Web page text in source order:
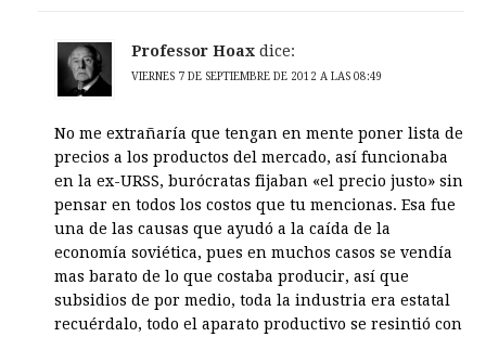
Professor Hoax dice:
VIERNES 7 DE SEPTIEMBRE DE 2012 A LAS 08:49
No me extrañaría que tengan en mente poner lista de
precios a los productos del mercado, así funcionaba
en la ex-URSS, burócratas fijaban «el precio justo» sin
pensar en todos los costos que tu mencionas. Esa fue
una de las causas que ayudó a la caída de la
economía soviética, pues en muchos casos se vendía
mas barato de lo que costaba producir, así que
subsidios de por medio, toda la industria era estatal
recuérdalo, todo el aparato productivo se resintió con